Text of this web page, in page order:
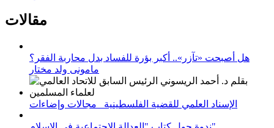
مقالات
هل أصبحت «تآزر».. أكبر بؤرة للفساد بدل محاربة الفقر؟
مامونى ولد مختار
الإسناد العلمي للقضية الفلسطينية_ مجالات وإضاءات